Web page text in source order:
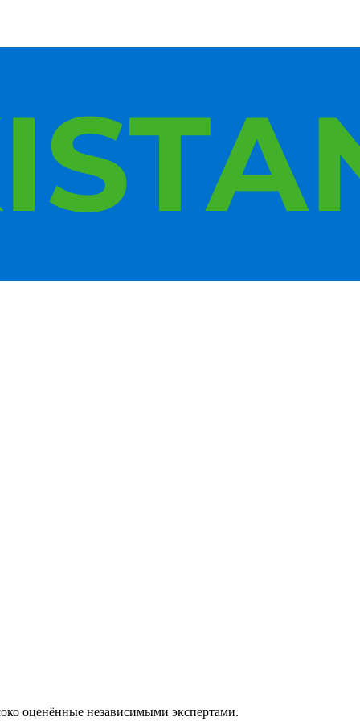
оценённые независимыми экспертами.